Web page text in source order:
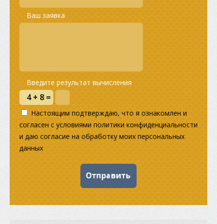
Ваш заявка
Введите результат вычисления
Настоящим подтверждаю, что я ознакомлен и
согласен с условиями политики конфиденциальности
и даю согласие на обработку моих персональных
данных